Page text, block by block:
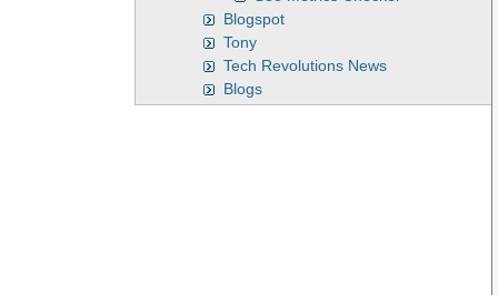
Blogspot
Tony
Tech Revolutions News
Blogs